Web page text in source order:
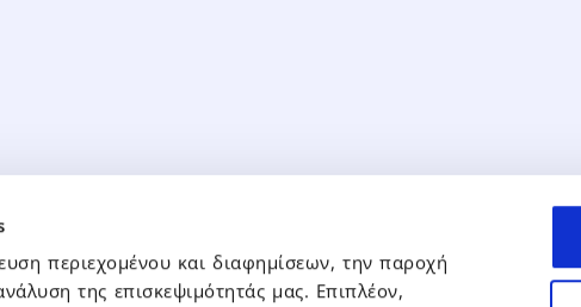
περιεχομένου και διαφημίσεων, την παροχή
της επισκεψιμότητάς μας. Επιπλέον,
Κώδικες & Πολιτικές
Καταστατικό